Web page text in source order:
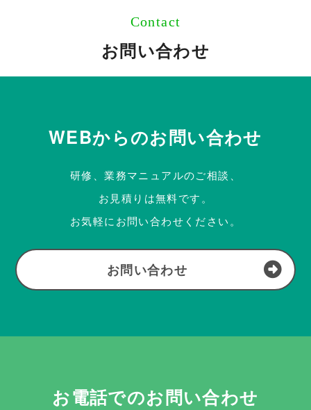
Contact
お問い合わせ
WEBからのお問い合わせ
研修、業務マニュアルのご相談、
お見積りは無料です。
お気軽にお問い合わせください。
お問い合わせ
お電話でのお問い合わせ